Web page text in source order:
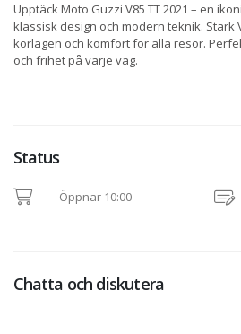
Upptäck Moto Guzzi V85 TT 2021 – en
klassisk design och modern teknik. Stark
körlägen och komfort för alla resor.
och frihet på varje väg.
Status
Öppnar 10:00
Chatta och diskutera